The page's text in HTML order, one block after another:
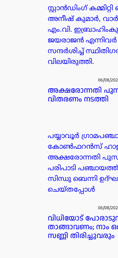
സ്റ്റാൻഡിംഗ്
അനീഷ് കുമാർ,
എം.വി.
ജയരാജൻ
സന്ദർശിച്ച്
വിലയിരുത്തി.
06/08/
അക്ഷരോന്നതി
വിതരണം നടത്തി
പയ്യാവൂർ
കോൺഫറൻസ്
അക്ഷരോന്നതി
പരിപാടി
സിന്ധു ബെന്നി
ചെയ്തപ്പോൾ
06/08/
വിധിയോട്
താങ്ങാവണം; നാം
സണ്ണി തിരിച്ചുവരും